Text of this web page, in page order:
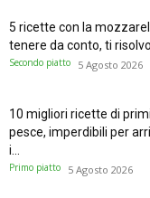
5 ricette con la
tenere da conto, ti
Secondo piatto 5 Agosto 2026
10 migliori ricette di
pesce, imperdibili per
i...
Primo piatto 5 Agosto 2026